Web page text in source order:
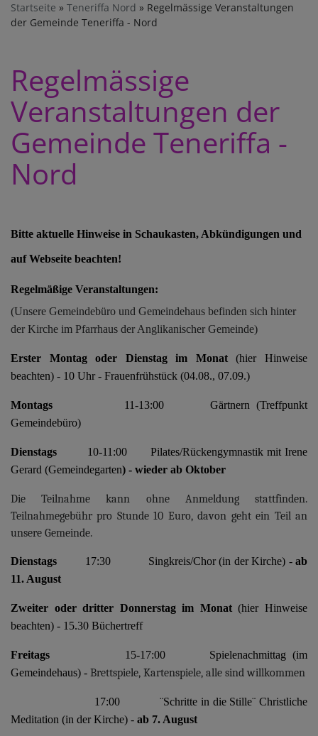
Startseite Teneriffa Nord
Regelmässige Veranstaltungen
der Gemeinde Teneriffa - Nord
Regelmässige
Veranstaltungen der
Gemeinde Teneriffa -
Nord
Bitte aktuelle Hinweise in Schaukasten, Abkündigungen und
auf Webseite beachten!
Regelmäßige Veranstaltungen:
(Unsere Gemeindebüro und Gemeindehaus befinden sich hinter
der Kirche im Pfarrhaus der Anglikanischer Gemeinde)
Erster Montag oder Dienstag im Monat(hier Hinweise
beachten) - 10 Uhr - Frauenfrühstück (04.08., 07.09.)
Montags 11-13:00 Gärtnern (Treffpunkt
Gemeindebüro)
Dienstags
10-11:00 Pilates/Rückengymnastik mit Irene
Gerard (Gemeindegarten) - wieder ab Oktober
Die Teilnahme kann ohne Anmeldung stattfinden.
Teilnahmegebühr pro Stunde 10 Euro, davon geht ein Teil an
unsere Gemeinde.
Dienstags 17:30 Singkreis/Chor (in der Kirche) - ab
11. August
Zweiter oder dritter Donnerstag im Monat(hier Hinweise
beachten) - 15.30 Büchertreff
Freitags
15-17:00 Spielenachmittag (im
Gemeindehaus) - Brettspiele, Kartenspiele, alle sind willkommen
17:00 ¨Schritte in die Stille¨ Christliche
Meditation (in der Kirche) - ab 7. August